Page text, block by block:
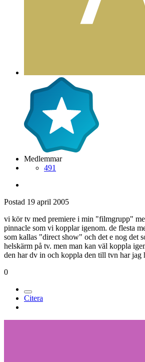
Medlemmar
491
Postad 19 april 2005
vi kör tv med premiere i min "filmgrupp"
pinnacle som vi kopplar igenom. de flesta
som kallas "direct show" och det e nog det
helskärm på tv. men man kan väl koppla
den har dv in och koppla den till tvn har jag
0
Citera